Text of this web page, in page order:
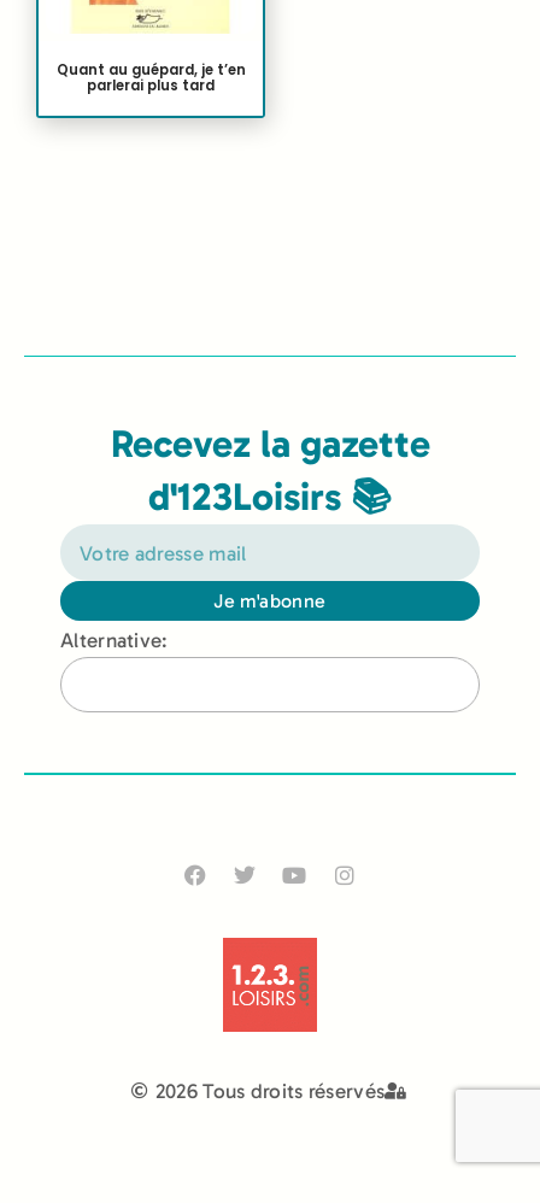
Quant au guépard, je t’en
parlerai plus tard
Recevez la gazette
d'123Loisirs 📚
Je m'abonne
Alternative:
2026 Tous droits réservés